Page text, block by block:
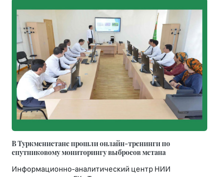
В Туркменистане прошли онлайн-тренинги по
спутниковому мониторингу выбросов метана
Информационно-аналитический центр НИИ